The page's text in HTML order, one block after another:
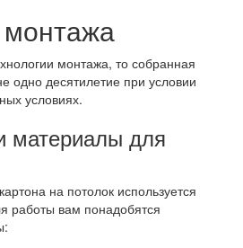
монтажа
монтажа, то собранная
одно десятилетие при условии
условиях.
материалы для
на потолок используется
работы вам понадобятся